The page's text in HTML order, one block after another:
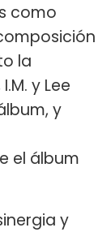
como
la
y Lee
y
el álbum
y